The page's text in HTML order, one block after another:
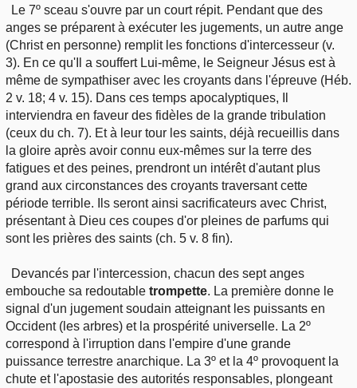
Le 7º sceau s'ouvre par un court répit. Pendant que des
anges se préparent à exécuter les jugements, un autre ange
(Christ en personne) remplit les fonctions d'intercesseur (v.
3). En ce qu'Il a souffert Lui-même, le Seigneur Jésus est à
même de sympathiser avec les croyants dans l'épreuve (Héb.
2 v. 18; 4 v. 15). Dans ces temps apocalyptiques, Il
interviendra en faveur des fidèles de la grande tribulation
(ceux du ch. 7). Et à leur tour les saints, déjà recueillis dans
la gloire après avoir connu eux-mêmes sur la terre des
fatigues et des peines, prendront un intérêt d'autant plus
grand aux circonstances des croyants traversant cette
période terrible. Ils seront ainsi sacrificateurs avec Christ,
présentant à Dieu ces coupes d'or pleines de parfums qui
sont les prières des saints (ch. 5 v. 8 fin).
Devancés par l'intercession, chacun des sept anges
embouche sa redoutable trompette. La première donne le
signal d'un jugement soudain atteignant les puissants en
Occident (les arbres) et la prospérité universelle. La 2º
correspond à l'irruption dans l'empire d'une grande
puissance terrestre anarchique. La 3º et la 4º provoquent la
chute et l'apostasie des autorités responsables, plongeant